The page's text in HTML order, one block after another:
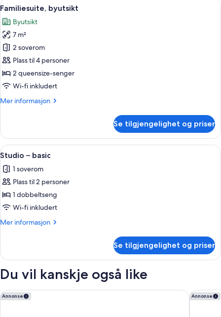
Åpne
alle
bildene
av
Familiesuite,
byutsikt
6
Familiesuite, byutsikt
Byutsikt
7 m²
2 soverom
Plass til 4 personer
2 queensize-senger
Wi-fi inkludert
Mer informasjon
Mer
byutsikt
Se tilgjengelighet og priser
Åpne
alle
bildene
av
Studio
–
basic
4
Studio – basic
1 soverom
Plass til 2 personer
1 dobbeltseng
Wi-fi inkludert
Mer informasjon
Mer
–
Se tilgjengelighet og priser
Du vil kanskje også like
Annonse
ONOMO Hotel Cape Town - Inn on the Square Annonse